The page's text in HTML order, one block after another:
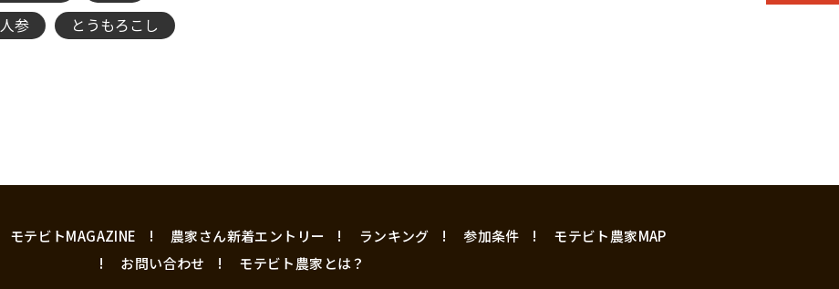
人参 とうもろこし
モテビトMAGAZINE 農家さん新着エントリー ランキング 参加条件
モテビト農家MAP
お問い合わせ
モテビト農家とは？